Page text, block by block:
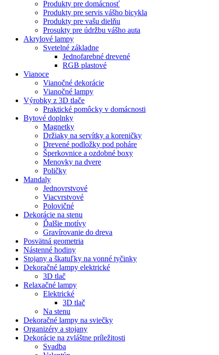
Produkty pre domácnosť
Produkty pre servis vášho bicykla
Produkty pre vašu dielňu
Prosukty pre údržbu vášho auta
Akrylové lampy
Svetelné základne
Jednofarebné drevené
RGB plastové
Vianoce
Vianočné dekorácie
Vianočné lampy
Výrobky z 3D tlače
Praktické pomôcky v domácnosti
Bytové doplnky
Magnetky
Držiaky na servítky a koreničky
Drevené podložky pod poháre
Šperkovnice a ozdobné boxy
Menovky na dvere
Poličky
Mandaly
Jednovrstvové
Viacvrstvové
Polovičné
Dekorácie na stenu
Ďalšie motívy
Gravírovanie do dreva
Posvätná geometria
Nástenné hodiny
Stojany a škatuľky na vonné tyčinky
Dekoračné lampy elektrické
3D tlač
Relaxačné lampy
Elektrické
3D tlač
Na stenu
Dekoračné lampy na sviečky
Organizéry a stojany
Dekorácie na zvláštne príležitosti
Svadba